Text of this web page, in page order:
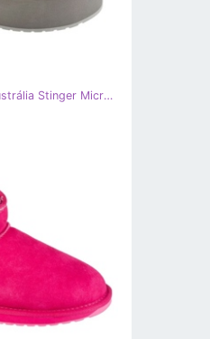
Emu Australia Emu Austrália Stinger Micro Flatform W13082-Char cinza